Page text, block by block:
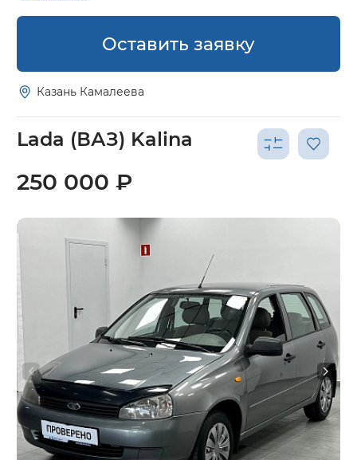
Оставить заявку
Казань Камалеева
Lada (ВАЗ) Kalina
250 000 ₽